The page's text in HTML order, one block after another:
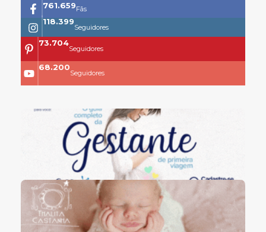
761.659Fãs
118.399
Seguidores
73.704
Seguidores
68.200
Seguidores